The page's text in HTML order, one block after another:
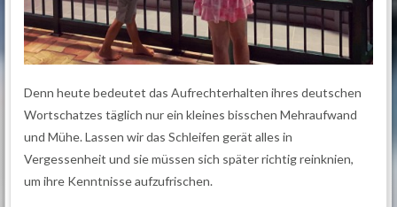
Denn heute bedeutet das Aufrechterhalten ihres deutschen
Wortschatzes täglich nur ein kleines bisschen Mehraufwand
und Mühe. Lassen wir das Schleifen gerät alles in
Vergessenheit und sie müssen sich später richtig reinknien,
um ihre Kenntnisse aufzufrischen.